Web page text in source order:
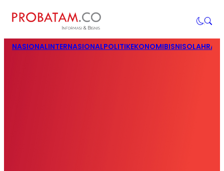
NASIONALINTERNASIONALPOLITIKEKONOMIBISNIS